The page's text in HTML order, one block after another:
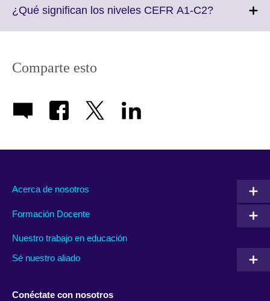
More
¿Qué significan los niveles CEFR A1-C2?Click
Comparte esto
Acerca de nosotros
Formación Docente
Nuestro trabajo en educación
Sé nuestro aliado
Conéctate con nosotros